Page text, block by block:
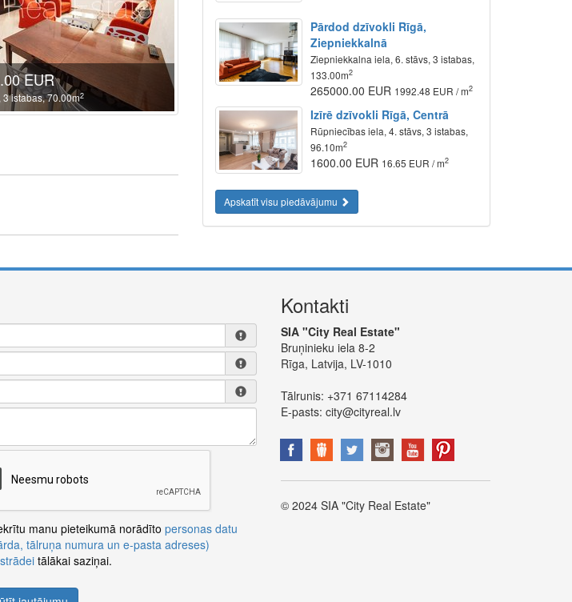
EUR
istabas, 70.00m2
Pārdod dzīvokli Rīgā,
Ziepniekkalnā
Ziepniekkalna iela, 6. stāvs, 3 istabas,
133.00m2
265000.00 EUR 1992.48 EUR / m2
Izīrē dzīvokli Rīgā, Centrā
Rūpniecības iela, 4. stāvs, 3 istabas,
96.10m2
1600.00 EUR 16.65 EUR / m2
Apskatīt visu piedāvājumu
manu pieteikumā norādīto personas datu
tālruņa numura un e-pasta adreses)
tālākai saziņai.
Kontakti
SIA "City Real Estate"
Bruņinieku iela 8-2
Rīga, Latvija, LV-1010
Tālrunis: +371 67114284
E-pasts: city@cityreal.lv
© 2024 SIA "City Real Estate"